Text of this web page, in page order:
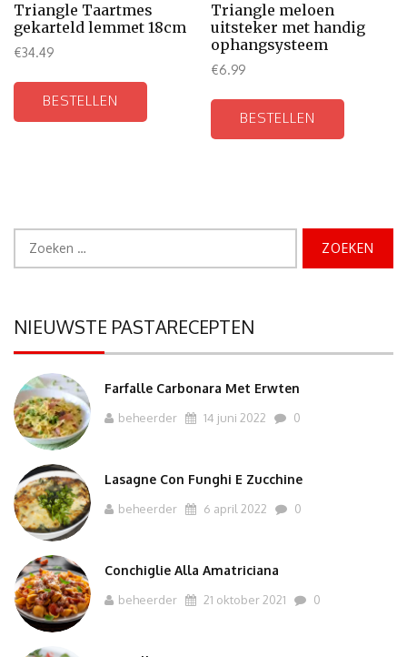
Triangle Taartmes
gekarteld lemmet 18cm
€34.49
BESTELLEN
Triangle meloen
uitsteker met handig
ophangsysteem
€6.99
BESTELLEN
NIEUWSTE PASTARECEPTEN
Farfalle Carbonara Met Erwten
beheerder 14 juni 2022 0
Lasagne Con Funghi E Zucchine
beheerder 6 april 2022 0
Conchiglie Alla Amatriciana
beheerder 21 oktober 2021 0